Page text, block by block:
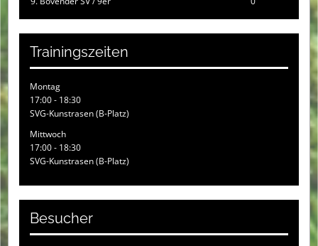
Trainingszeiten
Montag
17:00 - 18:30
SVG-Kunstrasen (B-Platz)
Mittwoch
17:00 - 18:30
SVG-Kunstrasen (B-Platz)
Besucher